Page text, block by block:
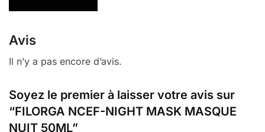
Avis
Il n’y a pas encore d’avis.
Soyez le premier à laisser votre avis sur
“FILORGA NCEF-NIGHT MASK MASQUE
NUIT 50ML”